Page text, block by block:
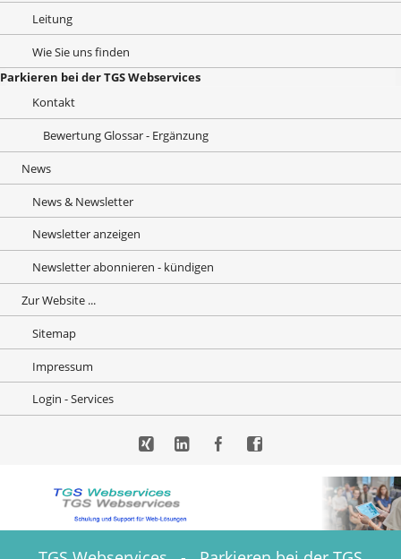
Leitung
Wie Sie uns finden
Parkieren bei der TGS Webservices
Kontakt
Bewertung Glossar - Ergänzung
News
News & Newsletter
Newsletter anzeigen
Newsletter abonnieren - kündigen
Zur Website ...
Sitemap
Impressum
Login - Services
Xing LinkedIn